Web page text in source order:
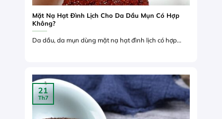
Mặt Nạ Hạt Đình Lịch Cho Da Dầu Mụn Có Hợp
Không?
Da dầu, da mụn dùng mặt nạ hạt đình lịch có hợp...
21
Th7